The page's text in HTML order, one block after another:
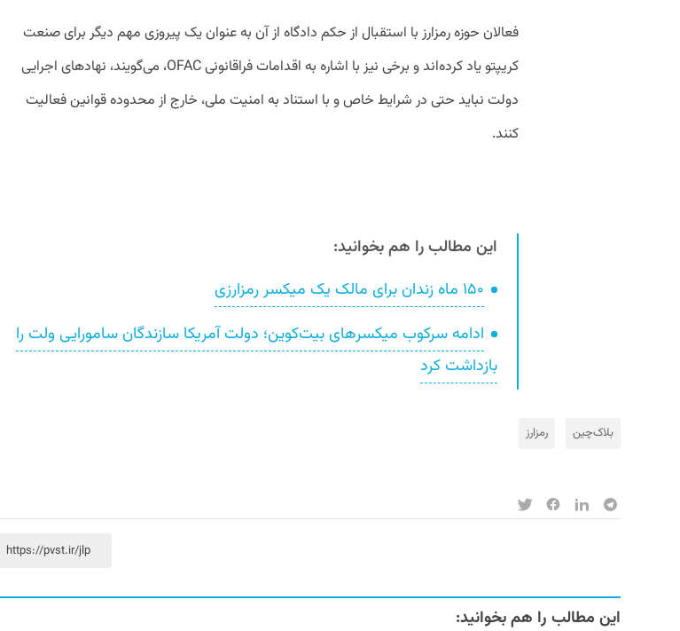
فعالان حوزه رمزارز با استقبال از حکم دادگاه از آن به عنوان یک پیروزی مهم دیگر برای صنعت
کریپتو یاد کرده‌اند و برخی نیز با اشاره به اقدامات فراقانونی OFAC، می‌گویند، نهاد‌های اجرایی
دولت نباید حتی در شرایط خاص و با استناد به امنیت ملی، خارج از محدوده قوانین فعالیت
کنند.
این مطالب را هم بخوانید:
۱۵۰ ماه زندان برای مالک یک میکسر رمزارزی
ادامه سرکوب میکسرهای بیت‌کوین؛ دولت آمریکا سازندگان سامورایی ولت را
بازداشت کرد
بلاک‌چین رمزارز
https://pvst.ir/jlp
این مطالب را هم بخوانید: